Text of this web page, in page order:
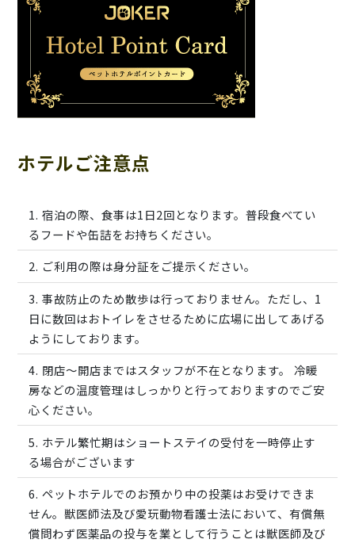
ホテルご注意点
宿泊の際、食事は1日2回となります。普段食べてい
るフードや缶詰をお持ちください。
ご利用の際は身分証をご提示ください。
事故防止のため散歩は行っておりません。ただし、1
日に数回はおトイレをさせるために広場に出してあげる
ようにしております。
閉店～開店まではスタッフが不在となります。 冷暖
房などの温度管理はしっかりと行っておりますのでご安
心ください。
ホテル繁忙期はショートステイの受付を一時停止す
る場合がございます
ペットホテルでのお預かり中の投薬はお受けできま
せん。獣医師法及び愛玩動物看護士法において、有償無
償問わず医薬品の投与を業として行うことは獣医師及び